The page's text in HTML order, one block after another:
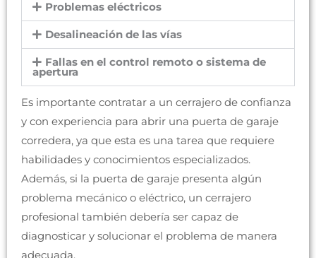
Problemas eléctricos
Desalineación de las vías
Fallas en el control remoto o sistema de
apertura
Es importante contratar a un cerrajero de confianza
y con experiencia para abrir una puerta de garaje
corredera, ya que esta es una tarea que requiere
habilidades y conocimientos especializados.
Además, si la puerta de garaje presenta algún
problema mecánico o eléctrico, un cerrajero
profesional también debería ser capaz de
diagnosticar y solucionar el problema de manera
adecuada.